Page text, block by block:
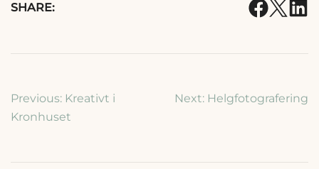
SHARE:
Inläggsnavigering
Previous: Kreativt i
Kronhuset
Next: Helgfotografering